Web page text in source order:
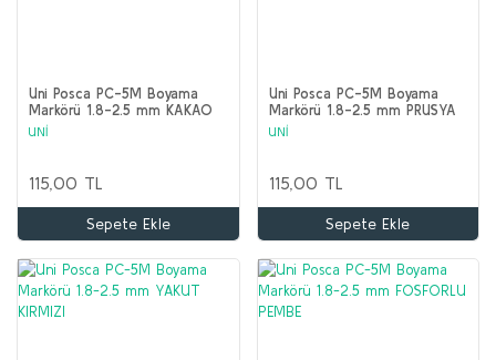
Uni Posca PC-5M Boyama
Markörü 1.8-2.5 mm KAKAO
KAHVE
UNİ
115,00 TL
Sepete Ekle
Uni Posca PC-5M Boyama
Markörü 1.8-2.5 mm PRUSYA
MAVİSİ
UNİ
115,00 TL
Sepete Ekle